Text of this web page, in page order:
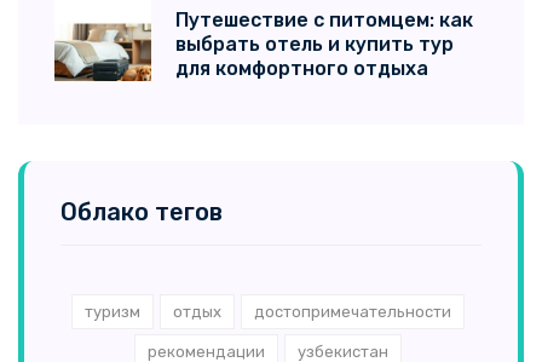
Путешествие с питомцем: как
выбрать отель и купить тур
для комфортного отдыха
Облако тегов
туризм отдых достопримечательности
рекомендации узбекистан